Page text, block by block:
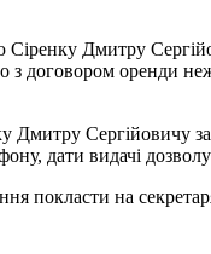
Дмитру
з договором оренди
Дмитру Сергійовичу
дати видачі дозволу
покласти на